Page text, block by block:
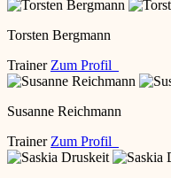
Torsten Bergmann
Trainer Zum Profil
Susanne Reichmann
Trainer Zum Profil